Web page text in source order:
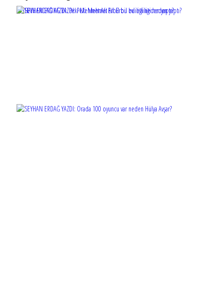
SEYHAN ERDAĞ YAZDI: Peki Mehmet Ali Erbil bu evliliği neden yaptı?